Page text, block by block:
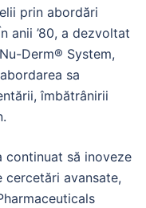
prin abordări
anii ’80, a dezvoltat
Derm® System,
sa
îmbătrânirii
continuat să inoveze
avansate,